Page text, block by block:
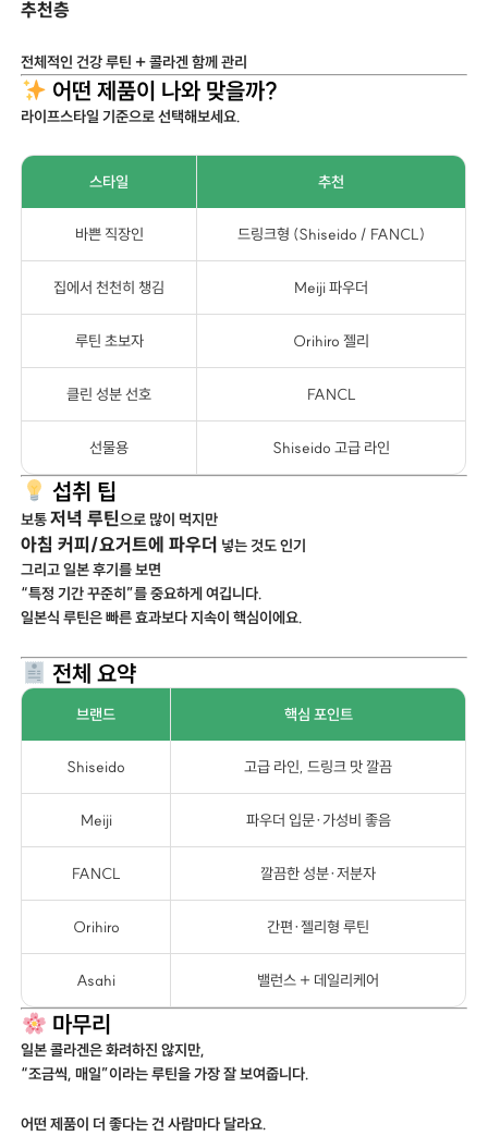
추천층
전체적인 건강 루틴 + 콜라겐 함께 관리
어떤 제품이 나와 맞을까?
라이프스타일 기준으로 선택해보세요.
스타일 추천
바쁜 직장인 드링크형 (Shiseido / FANCL)
집에서 천천히 챙김 Meiji 파우더
루틴 초보자 Orihiro 젤리
클린 성분 선호 FANCL
선물용 Shiseido 고급 라인
섭취 팁
보통저녁 루틴으로 많이 먹지만
아침 커피/요거트에 파우더 넣는 것도 인기
그리고 일본 후기를 보면
“특정 기간 꾸준히”를 중요하게 여깁니다.
일본식 루틴은 빠른 효과보다 지속이 핵심이에요.
전체 요약
브랜드 핵심 포인트
Shiseido 고급 라인, 드링크 맛 깔끔
Meiji 파우더 입문·가성비 좋음
FANCL 깔끔한 성분·저분자
Orihiro 간편·젤리형 루틴
Asahi 밸런스 + 데일리케어
마무리
일본 콜라겐은 화려하진 않지만,
“조금씩, 매일”이라는 루틴을 가장 잘 보여줍니다.
어떤 제품이 더 좋다는 건 사람마다 달라요.